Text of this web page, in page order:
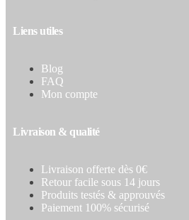
Liens utiles
Blog
FAQ
Mon compte
Livraison & qualité
Livraison offerte dès 0€
Retour facile sous 14 jours
Produits testés & approuvés
Paiement 100% sécurisé